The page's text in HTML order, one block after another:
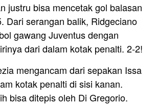
justru bisa mencetak gol balasan
Dari serangan balik, Ridgeciano
gawang Juventus dengan
dari dalam kotak penalti. 2-2!
mengancam dari sepakan Issa
kotak penalti di sisi kanan.
bisa ditepis oleh Di Gregorio.